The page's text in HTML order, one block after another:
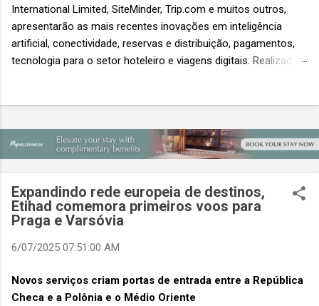
International Limited, SiteMinder, Trip.com e muitos outros,
apresentarão as mais recentes inovações em inteligência
artificial, conectividade, reservas e distribuição, pagamentos,
tecnologia para o setor hoteleiro e viagens digitais. Realizada
podem acessar os três eventos simultâneos A Travel Tech
Asia 2026 retorna de 21 a 23 de outubro de 2026 no Sands
compradores para explorar as inovações que moldam o futuro
das viagens. O evento também contará com a presença de
importantes nomes do setor e debates sobre as principais
tendências que impulsionam a próxima geração da tecnologia
Expandindo rede europeia de destinos,
Etihad comemora primeiros voos para
Praga e Varsóvia
6/07/2025 07:51:00 AM
Novos serviços criam portas de entrada entre a República
Checa e a Polônia e o Médio Oriente